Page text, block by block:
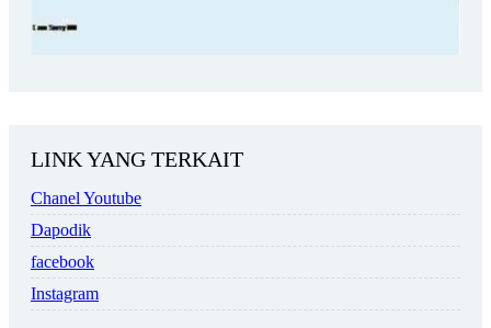
LINK YANG TERKAIT
Chanel Youtube
Dapodik
facebook
Instagram